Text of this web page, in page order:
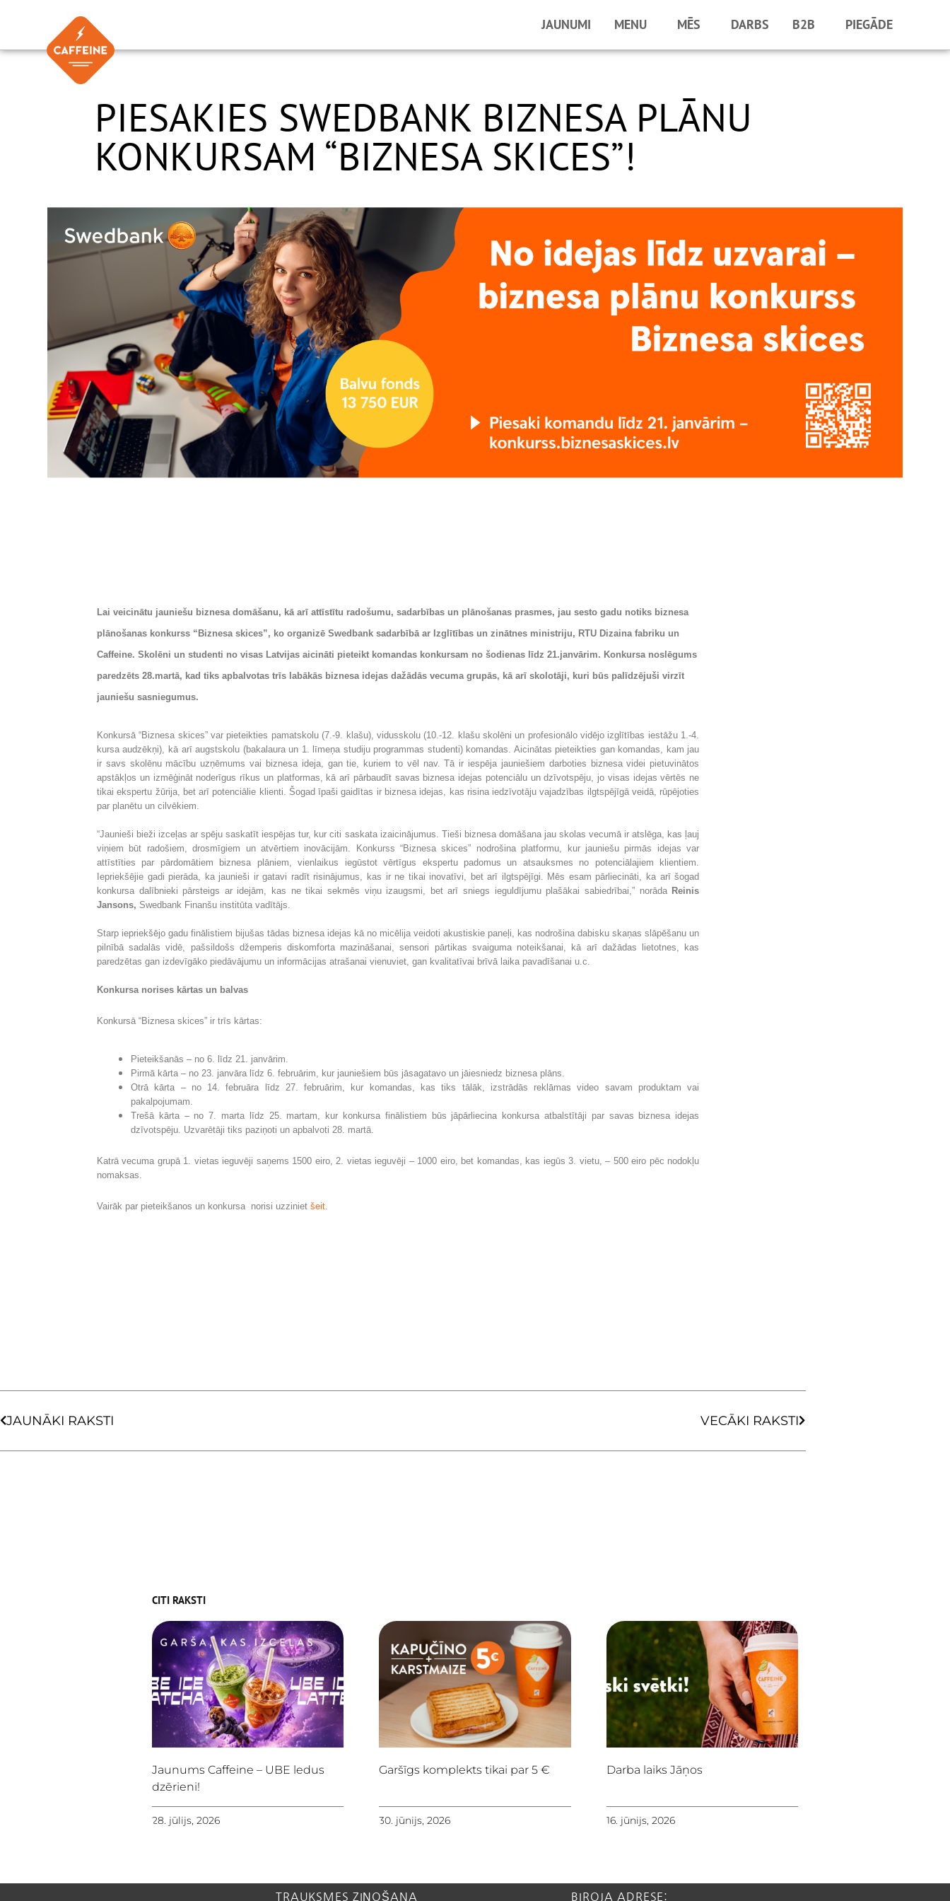
JAUNUMI MENU MĒS DARBS B2B PIEGĀDE
PIESAKIES SWEDBANK BIZNESA PLĀNU
KONKURSAM “BIZNESA SKICES”!
Lai veicinātu jauniešu biznesa domāšanu, kā arī attīstītu radošumu, sadarbības un plānošanas prasmes, jau sesto gadu notiks biznesa
plānošanas konkurss “Biznesa skices”, ko organizē Swedbank sadarbībā ar Izglītības un zinātnes ministriju, RTU Dizaina fabriku un
Caffeine. Skolēni un studenti no visas Latvijas aicināti pieteikt komandas konkursam no šodienas līdz 21.janvārim. Konkursa noslēgums
paredzēts 28.martā, kad tiks apbalvotas trīs labākās biznesa idejas dažādās vecuma grupās, kā arī skolotāji, kuri būs palīdzējuši virzīt
jauniešu sasniegumus.
Konkursā “Biznesa skices” var pieteikties pamatskolu (7.-9. klašu), vidusskolu (10.-12. klašu skolēni un profesionālo vidējo izglītības iestāžu 1.-4.
kursa audzēkņi), kā arī augstskolu (bakalaura un 1. līmeņa studiju programmas studenti) komandas. Aicinātas pieteikties gan komandas, kam jau
ir savs skolēnu mācību uzņēmums vai biznesa ideja, gan tie, kuriem to vēl nav. Tā ir iespēja jauniešiem darboties biznesa videi pietuvinātos
apstākļos un izmēģināt noderīgus rīkus un platformas, kā arī pārbaudīt savas biznesa idejas potenciālu un dzīvotspēju, jo visas idejas vērtēs ne
tikai ekspertu žūrija, bet arī potenciālie klienti. Šogad īpaši gaidītas ir biznesa idejas, kas risina iedzīvotāju vajadzības ilgtspējīgā veidā, rūpējoties
par planētu un cilvēkiem.
“Jaunieši bieži izceļas ar spēju saskatīt iespējas tur, kur citi saskata izaicinājumus. Tieši biznesa domāšana jau skolas vecumā ir atslēga, kas ļauj
viņiem būt radošiem, drosmīgiem un atvērtiem inovācijām. Konkurss “Biznesa skices” nodrošina platformu, kur jauniešu pirmās idejas var
attīstīties par pārdomātiem biznesa plāniem, vienlaikus iegūstot vērtīgus ekspertu padomus un atsauksmes no potenciālajiem klientiem.
Iepriekšējie gadi pierāda, ka jaunieši ir gatavi radīt risinājumus, kas ir ne tikai inovatīvi, bet arī ilgtspējīgi. Mēs esam pārliecināti, ka arī šogad
konkursa dalībnieki pārsteigs ar idejām, kas ne tikai sekmēs viņu izaugsmi, bet arī sniegs ieguldījumu plašākai sabiedrībai,” norāda Reinis
Jansons, Swedbank Finanšu institūta vadītājs.
Starp iepriekšējo gadu finālistiem bijušas tādas biznesa idejas kā no micēlija veidoti akustiskie paneļi, kas nodrošina dabisku skaņas slāpēšanu un
pilnībā sadalās vidē, pašsildošs džemperis diskomforta mazināšanai, sensori pārtikas svaiguma noteikšanai, kā arī dažādas lietotnes, kas
paredzētas gan izdevīgāko piedāvājumu un informācijas atrašanai vienuviet, gan kvalitatīvai brīvā laika pavadīšanai u.c.
Konkursa norises kārtas un balvas
Konkursā “Biznesa skices” ir trīs kārtas:
Pieteikšanās – no 6. līdz 21. janvārim.
Pirmā kārta – no 23. janvāra līdz 6. februārim, kur jauniešiem būs jāsagatavo un jāiesniedz biznesa plāns.
Otrā
kārta – no 14. februāra līdz 27. februārim, kur komandas, kas tiks tālāk, izstrādās reklāmas video savam produktam vai
pakalpojumam.
Trešā kārta – no 7. marta līdz 25. martam, kur konkursa finālistiem būs jāpārliecina konkursa atbalstītāji par savas biznesa idejas
dzīvotspēju. Uzvarētāji tiks paziņoti un apbalvoti 28. martā.
Katrā vecuma grupā 1. vietas ieguvēji saņems 1500 eiro, 2. vietas ieguvēji – 1000 eiro, bet komandas, kas iegūs 3. vietu, – 500 eiro pēc nodokļu
nomaksas.
Vairāk par pieteikšanos un konkursa norisi uzziniet šeit.
JAUNĀKI RAKSTI VECĀKI RAKSTI
CITI RAKSTI
Jaunums Caffeine – UBE ledus
dzērieni!
28. jūlijs, 2026
Garšīgs komplekts tikai par 5 €
30. jūnijs, 2026
Darba laiks Jāņos
16. jūnijs, 2026
TRAUKSMES ZIŅOŠANA BIROJA ADRESE: